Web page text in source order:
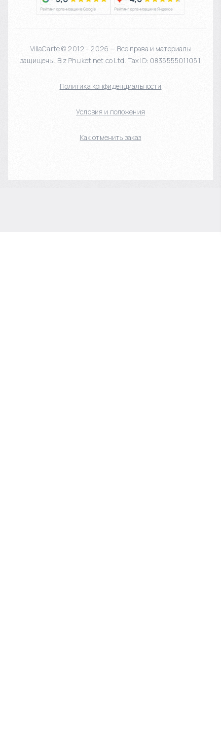
VillaCarte © 2012 - 2026 — Все права и материалы
защищены. Biz Phuket.net co Ltd. Tax ID: 0835555011051
Политика конфиденциальности
Условия и положения
Как отменить заказ